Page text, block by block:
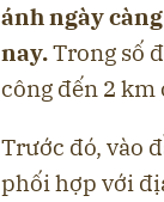
ánh ngày
nay.Trong số
công đến 2
Trước đó, vào
phối hợp với